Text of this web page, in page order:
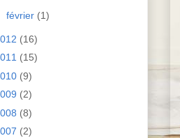
février (1)
(16)
(15)
(9)
(2)
(8)
(2)